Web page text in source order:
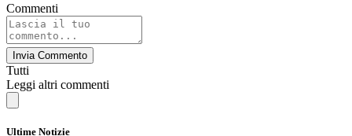
Commenti
Invia Commento
Tutti
Leggi altri commenti
Ultime Notizie